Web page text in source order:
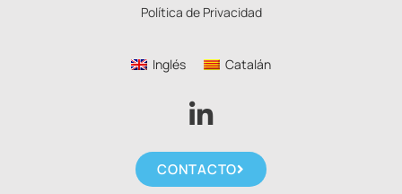
Política de Privacidad
Inglés Catalán
CONTACTO